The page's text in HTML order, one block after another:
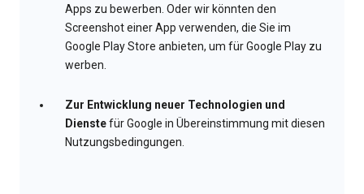
Apps zu bewerben. Oder wir könnten den
Screenshot einer App verwenden, die Sie im
Google Play Store anbieten, um für Google Play zu
werben.
Zur Entwicklung neuer Technologien und
Dienstefür Google in Übereinstimmung mit diesen
Nutzungsbedingungen.